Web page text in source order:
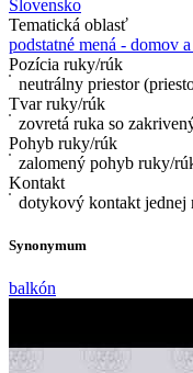
Slovensko
Tematická oblasť
podstatné mená - domov
Pozícia ruky/rúk
neutrálny priestor
Tvar ruky/rúk
zovretá ruka so
Pohyb ruky/rúk
zalomený pohyb ruky/
Kontakt
dotykový kontakt jednej
Synonymum
balkón